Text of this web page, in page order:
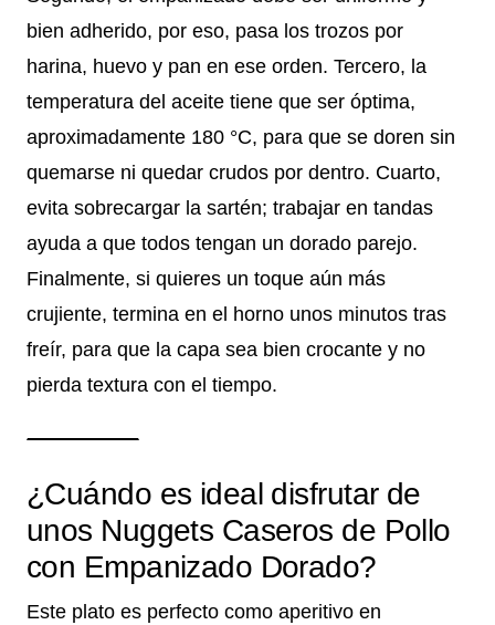
bien adherido, por eso, pasa los trozos por
harina, huevo y pan en ese orden. Tercero, la
temperatura del aceite tiene que ser óptima,
aproximadamente 180 °C, para que se doren sin
quemarse ni quedar crudos por dentro. Cuarto,
evita sobrecargar la sartén; trabajar en tandas
ayuda a que todos tengan un dorado parejo.
Finalmente, si quieres un toque aún más
crujiente, termina en el horno unos minutos tras
freír, para que la capa sea bien crocante y no
pierda textura con el tiempo.
¿Cuándo es ideal disfrutar de
unos Nuggets Caseros de Pollo
con Empanizado Dorado?
Este plato es perfecto como aperitivo en